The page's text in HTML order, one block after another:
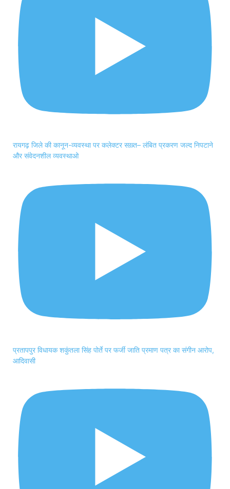
रायगढ़ जिले की कानून-व्यवस्था पर कलेक्टर सख़्त– लंबित प्रकरण जल्द निपटाने
और संवेदनशील व्यवस्थाओ
प्रतापपुर विधायक शकुंतला सिंह पोर्ते पर फर्जी जाति प्रमाण पत्र का संगीन आरोप,
आदिवासी